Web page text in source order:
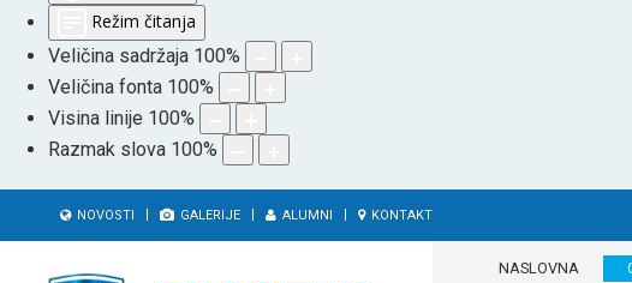
Režim čitanja
Veličina sadržaja 100%
Veličina fonta 100%
Visina linije 100%
Razmak slova 100%
NOVOSTI GALERIJE ALUMNI KONTAKT
NASLOVNA